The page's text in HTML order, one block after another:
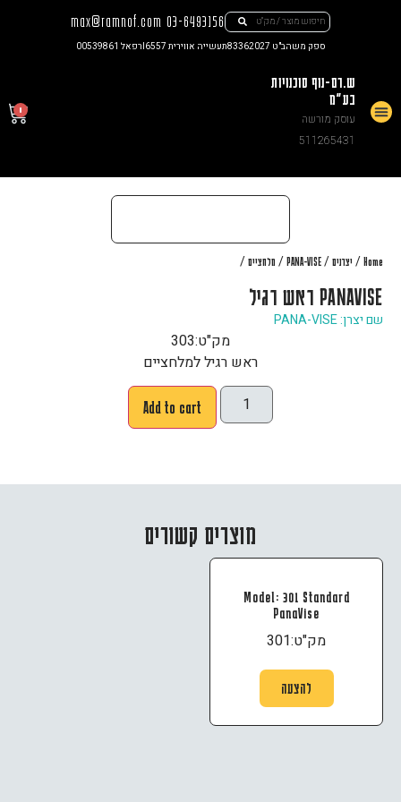
03-6493156
max@ramnof.com
ספק משהב"ט 83362027 תעשייה אווירית I6557 רפאל 00539861
ש.רם-נוף סוכנויות
בע"מ
עוסק מורשה
511265431
0
Home
/ יצרנים /
PANA-VISE
/ מלחציים /
PANAVISE ראש רגיל
שם יצרן: PANA-VISE
מק"ט:303
ראש רגיל למלחציים
Add to cart
מוצרים קשורים
Model: 301 Standard
PanaVise
מק"ט:301
להצעה